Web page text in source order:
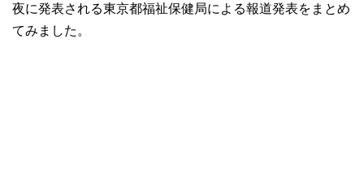
夜に発表される東京都福祉保健局による報道発表をまとめ
てみました。